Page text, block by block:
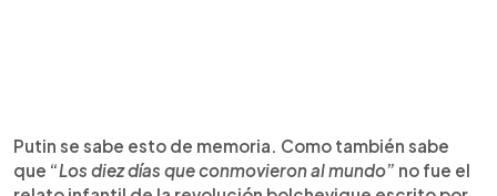
Putin se sabe esto de memoria. Como también sabe
que “Los diez días que conmovieron al mundo” no fue el